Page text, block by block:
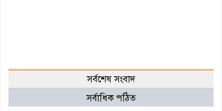
সর্বশেষ সংবাদ
সর্বাধিক পঠিত